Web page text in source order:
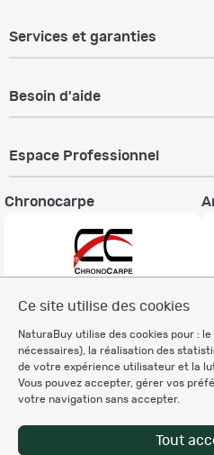
Ce site utilise des cookies
NaturaBuy utilise des cookies pour :
nécessaires), la réalisation des
de votre expérience utilisateur et la
Vous pouvez accepter, gérer vos
votre navigation sans accepter.
Tout
Services et garanties
Besoin d'aide
Espace Professionnel
Chronocarpe
Charte éthique
Mentions légales
Règlement & Conditions d'utilisation
Politique de protection
des données personnelles
Personnalisation des cookies